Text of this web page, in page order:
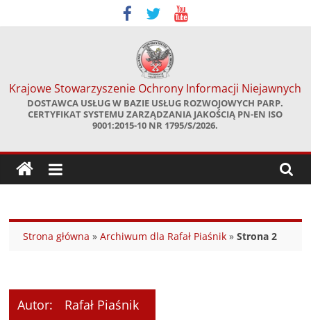
to
Krajowe Stowarzyszenie Ochrony Informacji Niejawnych
DOSTAWCA USŁUG W BAZIE USŁUG ROZWOJOWYCH PARP.
CERTYFIKAT SYSTEMU ZARZĄDZANIA JAKOŚCIĄ PN-EN ISO
9001:2015-10 NR 1795/S/2026.
Strona główna »Archiwum dla Rafał Piaśnik »Strona 2
Autor: Rafał Piaśnik